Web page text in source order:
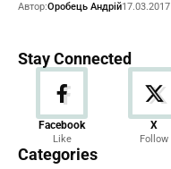
Автор:Оробець Андрій17.03.2017
Stay Connected
Facebook
Like
X
Follow
Categories
Новини
23 Articles